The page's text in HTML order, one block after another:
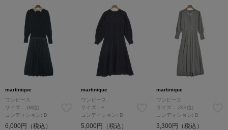
martinique
ワンピース
サイズ：-(M位)
コンディション: B
6,000円（税込）
martinique
ワンピース
サイズ：F
コンディション: B
5,000円（税込）
martinique
ワンピース
サイズ：-(XS位)
コンディション: B
3,300円（税込）